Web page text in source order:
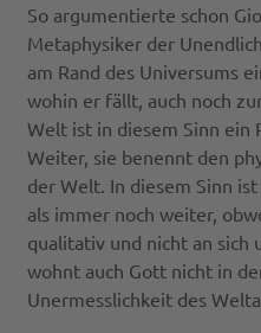
So argumentierte schon
Metaphysiker der
am Rand des Universums
wohin er fällt, auch noch
Welt ist in diesem Sinn
Weiter, sie benennt den
der Welt. In diesem Sinn
als immer noch weiter,
qualitativ und nicht an sich
wohnt auch Gott nicht in
Unermesslichkeit des